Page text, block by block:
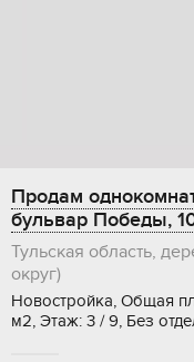
Продам
бульвар Победы,
Тульская область,
округ)
Новостройка, Общая
м2, Этаж: 3 / 9, Без